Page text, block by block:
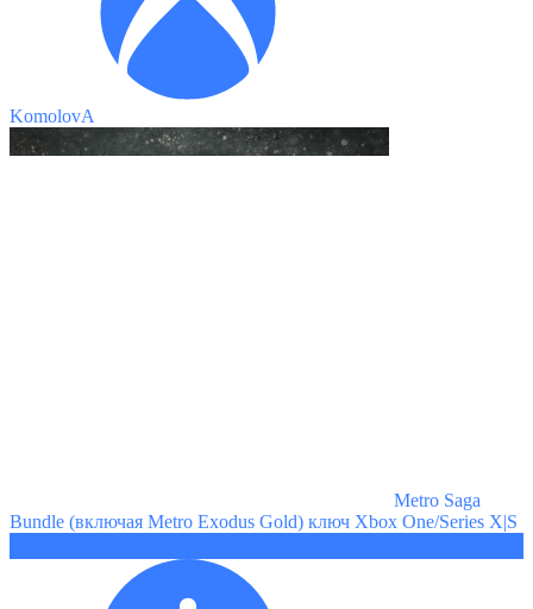
KomolovA
Metro Saga
Bundle (включая Metro Exodus Gold) ключ Xbox One/Series X|S